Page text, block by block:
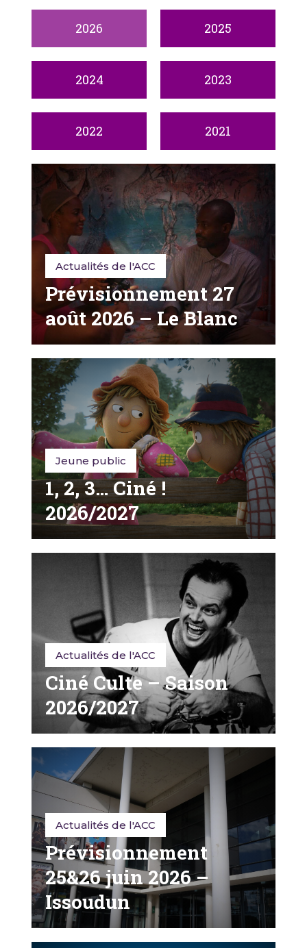
2026 2025
2024 2023
2022 2021
Actualités de l'ACC
Prévisionnement 27
août 2026 – Le Blanc
Jeune public
1, 2, 3… Ciné !
2026/2027
Actualités de l'ACC
Ciné Culte – Saison
2026/2027
Actualités de l'ACC
Prévisionnement
25&26 juin 2026 –
Issoudun